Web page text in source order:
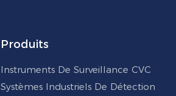
Produits
Instruments De Surveillance CVC
Systèmes Industriels De Détection